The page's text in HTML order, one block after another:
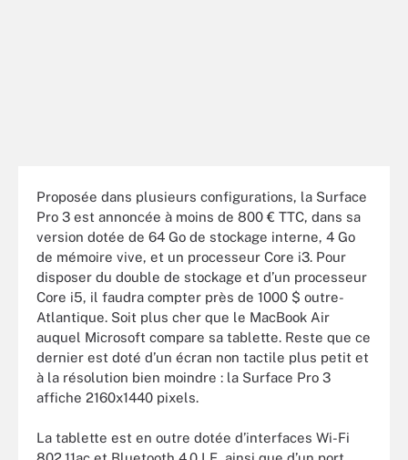
Proposée dans plusieurs configurations, la Surface
Pro 3 est annoncée à moins de 800 € TTC, dans sa
version dotée de 64 Go de stockage interne, 4 Go
de mémoire vive, et un processeur Core i3. Pour
disposer du double de stockage et d’un processeur
Core i5, il faudra compter près de 1000 $ outre-
Atlantique. Soit plus cher que le MacBook Air
auquel Microsoft compare sa tablette. Reste que ce
dernier est doté d’un écran non tactile plus petit et
à la résolution bien moindre : la Surface Pro 3
affiche 2160x1440 pixels.
La tablette est en outre dotée d’interfaces Wi-Fi